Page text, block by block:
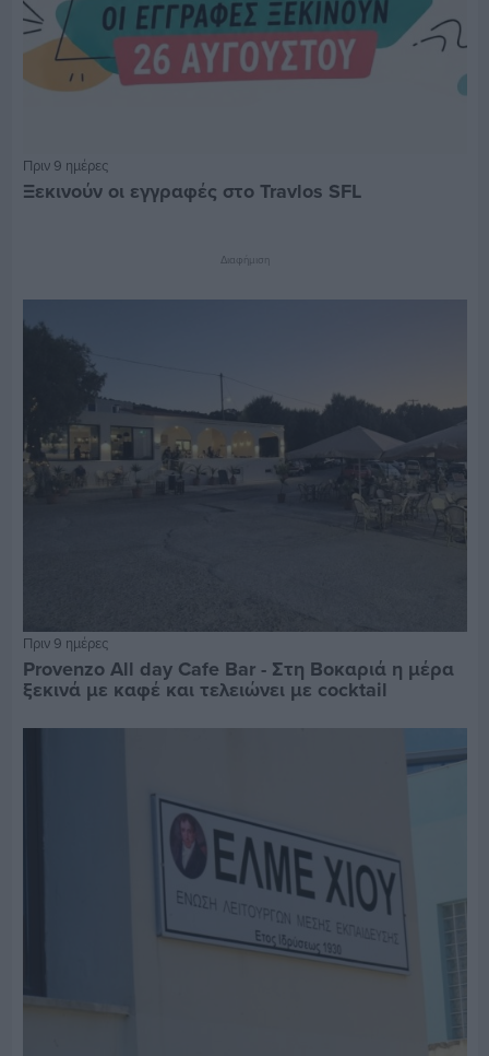
Πριν 9 ημέρες
Ξεκινούν οι εγγραφές στο Travlos SFL
Διαφήμιση
Πριν 9 ημέρες
Provenzo All day Cafe Bar - Στη Βοκαριά η μέρα
ξεκινά με καφέ και τελειώνει με cocktail